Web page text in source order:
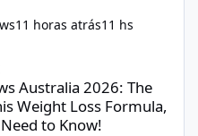
11 horas atrás11 hs
The Truth Behind This
Australia 2026: The
Weight Loss Formula,
to Know!